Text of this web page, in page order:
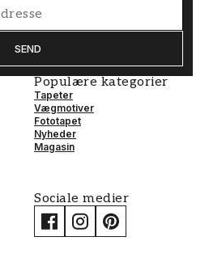
SEND
Populære kategorier
Tapeter
Vægmotiver
Fototapet
Nyheder
Magasin
Sociale medier